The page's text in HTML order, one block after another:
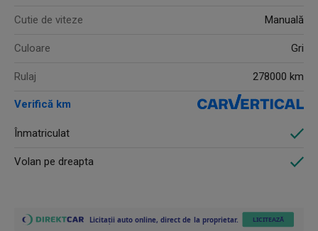
Cutie de viteze Manuală
Culoare Gri
Rulaj 278000 km
Verifică km
Înmatriculat
Volan pe dreapta